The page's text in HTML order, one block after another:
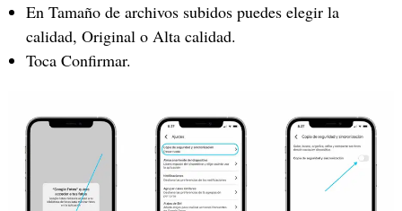
En Tamaño de archivos subidos puedes elegir la
calidad, Original o Alta calidad.
Toca Confirmar.